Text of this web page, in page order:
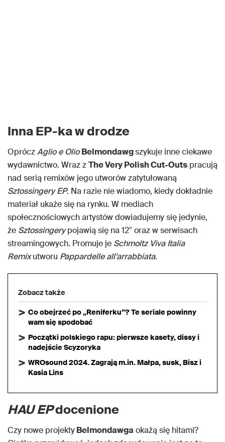
Inna EP-ka w drodze
OpróczAglio e Olio Belmondawgszykuje inne ciekawe
wydawnictwo. Wraz zThe Very Polish Cut-Outs pracują
nad serią remixów jego utworów zatytułowaną
Sztossingery EP. Na razie nie wiadomo, kiedy dokładnie
materiał ukaże się na rynku. W mediach
społecznościowych artystów dowiadujemy się jedynie,
że Sztossingerypojawią się na 12″ oraz w serwisach
streamingowych. Promuje je Schmoltz Viva Italia
Remixutworu Pappardelle all’arrabbiata.
Zobacz także
Co obejrzeć po „Reniferku”? Te seriale powinny
wam się spodobać
Początki polskiego rapu: pierwsze kasety, dissy i
nadejście Scyzoryka
WROsound 2024. Zagrają m.in. Małpa, susk, Bisz i
Kasia Lins
HAU EPdocenione
Czy nowe projektyBelmondawga okażą się hitami?